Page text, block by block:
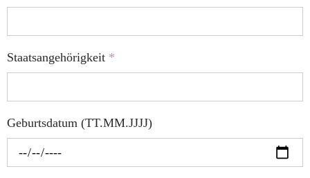
Staatsangehörigkeit *
Geburtsdatum (TT.MM.JJJJ)